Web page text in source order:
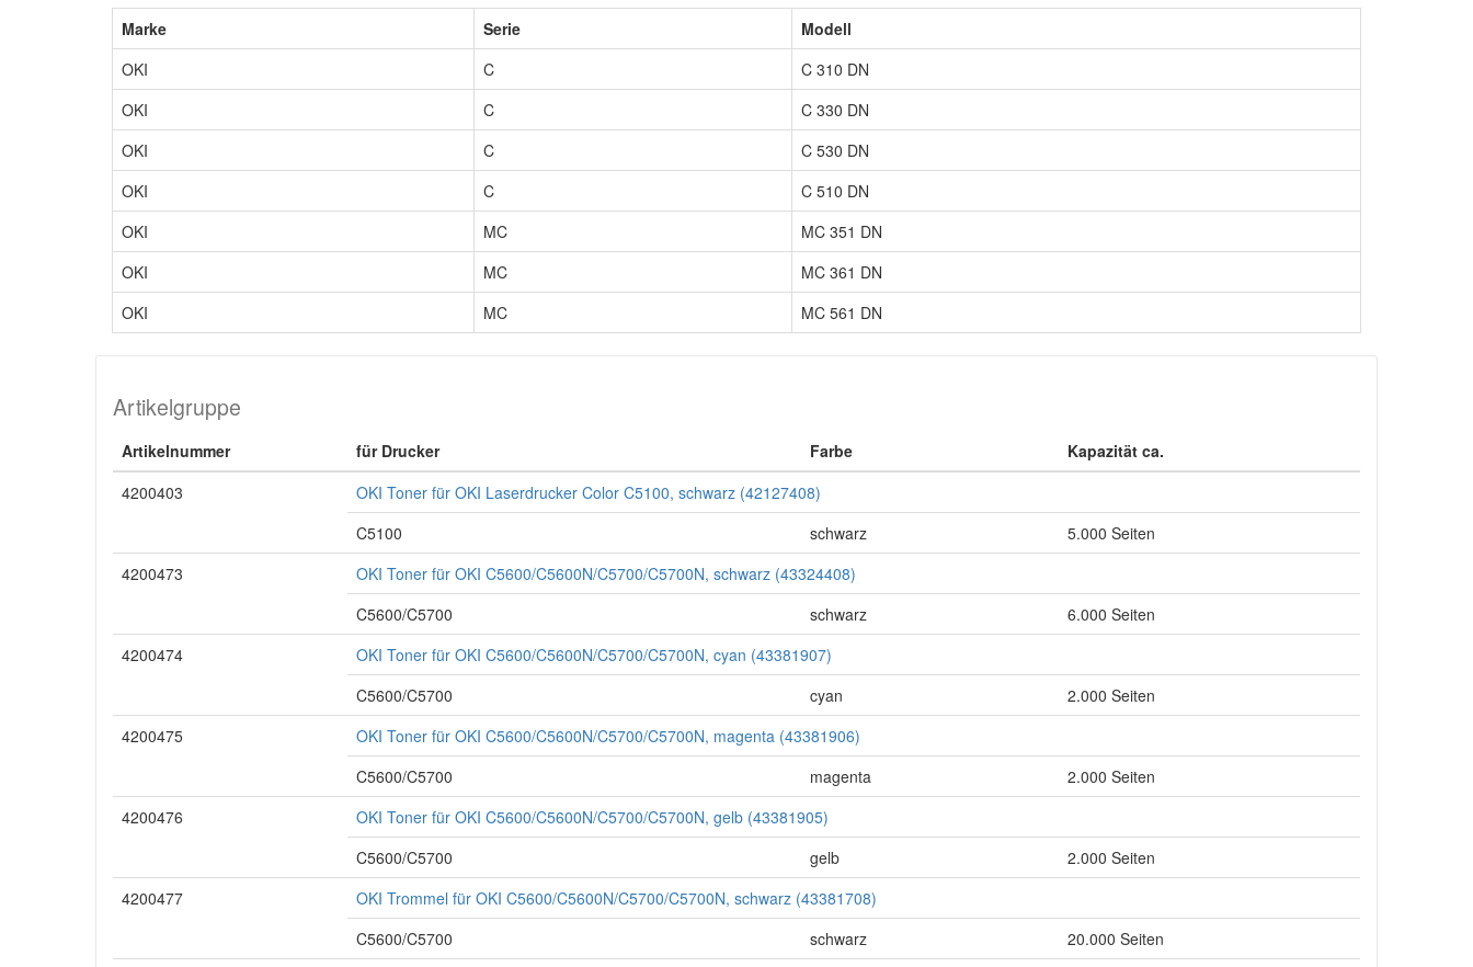
Marke Serie
Modell
OKI
C
C 310 DN
OKI
C
C 330 DN
OKI
C
C 530 DN
OKI
C
C 510 DN
OKI
MC
MC 351 DN
OKI
MC
MC 361 DN
OKI
MC MC 561 DN
Artikelgruppe
Artikelnummer für Drucker Farbe
Kapazität ca.
4200403
OKI Toner für OKI Laserdrucker Color C5100, schwarz (42127408)
C5100
schwarz
5.000 Seiten
4200473
OKI Toner für OKI C5600/C5600N/C5700/C5700N, schwarz (43324408)
C5600/C5700
schwarz
6.000 Seiten
4200474
OKI Toner für OKI C5600/C5600N/C5700/C5700N, cyan (43381907)
C5600/C5700
cyan
2.000 Seiten
4200475
OKI Toner für OKI C5600/C5600N/C5700/C5700N, magenta (43381906)
C5600/C5700
magenta
2.000 Seiten
4200476
OKI Toner für OKI C5600/C5600N/C5700/C5700N, gelb (43381905)
C5600/C5700
gelb
2.000 Seiten
4200477
OKI Trommel für OKI C5600/C5600N/C5700/C5700N, schwarz (43381708)
C5600/C5700
schwarz
20.000 Seiten